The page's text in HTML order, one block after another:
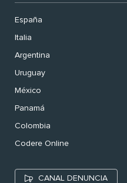
España
Italia
Argentina
Uruguay
México
Panamá
Colombia
Codere Online
CANAL DENUNCIA